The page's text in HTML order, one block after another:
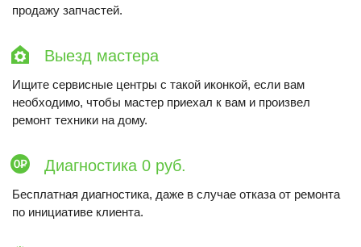
продажу запчастей.
Выезд мастера
Ищите сервисные центры с такой иконкой, если вам
необходимо, чтобы мастер приехал к вам и произвел
ремонт техники на дому.
Диагностика 0 руб.
Бесплатная диагностика, даже в случае отказа от ремонта
по инициативе клиента.